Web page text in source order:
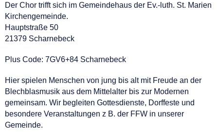
Der Chor trifft sich im Gemeindehaus der Ev.-luth. St. Marien
Kirchengemeinde.
Hauptstraße 50
21379 Scharnebeck
Plus Code: 7GV6+84 Scharnebeck
Hier spielen Menschen von jung bis alt mit Freude an der
Blechblasmusik aus dem Mittelalter bis zur Modernen
gemeinsam. Wir begleiten Gottesdienste, Dorffeste und
besondere Veranstaltungen z B. der FFW in unserer
Gemeinde.